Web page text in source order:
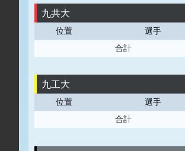
九共大
位置 選手
合計
九工大
位置 選手
合計